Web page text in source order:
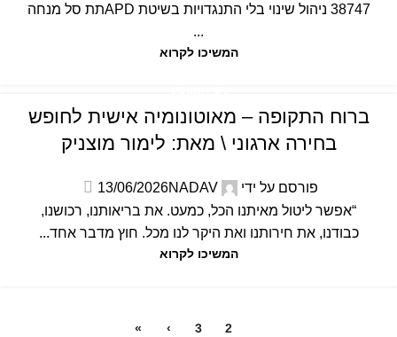
38747 ניהול שינוי בלי התנגדויות בשיטת APDתת סל מנחה
...
המשיכו לקרוא
ברוח התקופה – מאוטונומיה אישית לחופש
בחירה ארגוני \ מאת: לימור מוצניק
פורסם על ידי NADAV
13/06/2026
“אפשר ליטול מאיתנו הכל, כמעט. את בריאותנו, רכושנו,
כבודנו, את חירותנו ואת היקר לנו מכל. חוץ מדבר אחד...
המשיכו לקרוא
2
3
›
»